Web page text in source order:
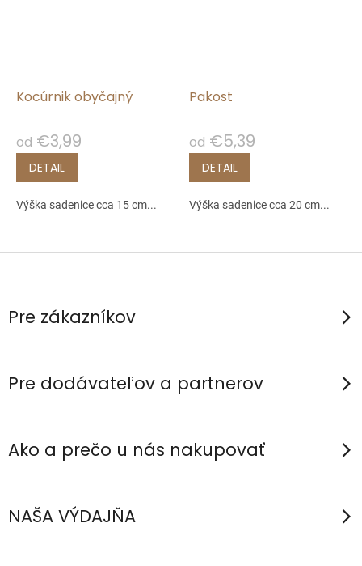
Kocúrnik obyčajný
od €3,99
DETAIL
Výška sadenice cca 15 cm...
Pakost
od €5,39
DETAIL
Výška sadenice cca 20 cm...
Z
pPre zákazníkov
Pre dodávateľov a partnerov
Ako a prečo u nás nakupovať
NAŠA VÝDAJŇA